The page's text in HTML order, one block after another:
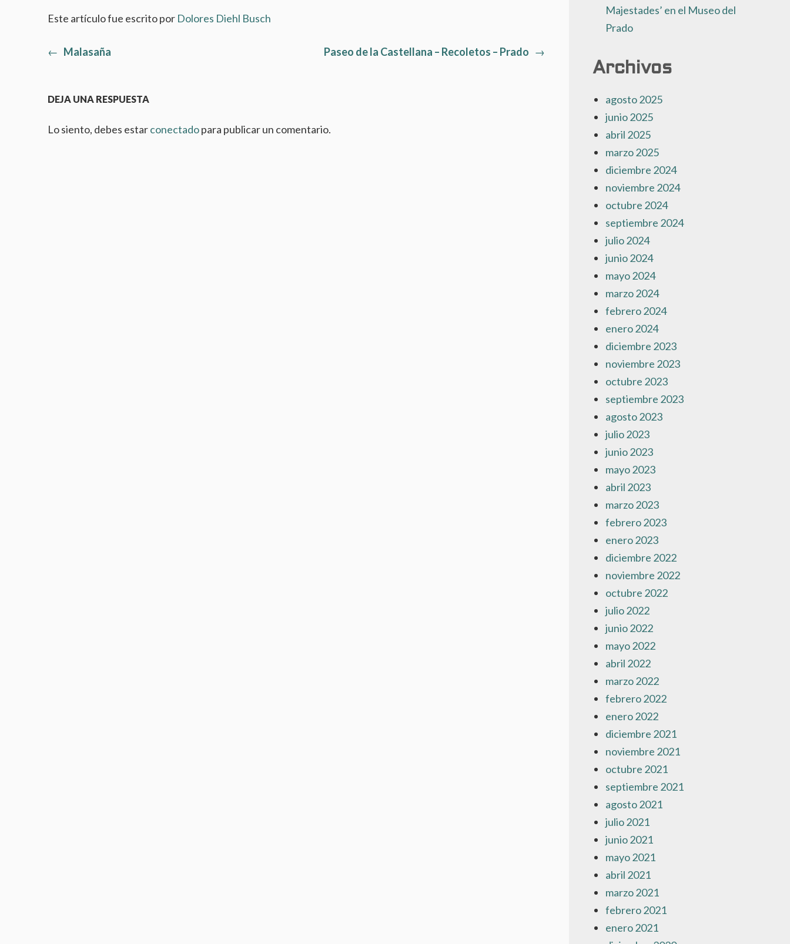
Este artículo fue escrito por Dolores Diehl Busch
Navegación
← Artículo
Malasaña Paseo de la Castellana – Recoletos – Prado Artículo
→
DEJA UNA RESPUESTA
Lo siento, debes estarconectadopara publicar un comentario.
Majestades’ en el Museo del
Prado
Archivos
agosto 2025
junio 2025
abril 2025
marzo 2025
diciembre 2024
noviembre 2024
octubre 2024
septiembre 2024
julio 2024
junio 2024
mayo 2024
marzo 2024
febrero 2024
enero 2024
diciembre 2023
noviembre 2023
octubre 2023
septiembre 2023
agosto 2023
julio 2023
junio 2023
mayo 2023
abril 2023
marzo 2023
febrero 2023
enero 2023
diciembre 2022
noviembre 2022
octubre 2022
julio 2022
junio 2022
mayo 2022
abril 2022
marzo 2022
febrero 2022
enero 2022
diciembre 2021
noviembre 2021
octubre 2021
septiembre 2021
agosto 2021
julio 2021
junio 2021
mayo 2021
abril 2021
marzo 2021
febrero 2021
enero 2021